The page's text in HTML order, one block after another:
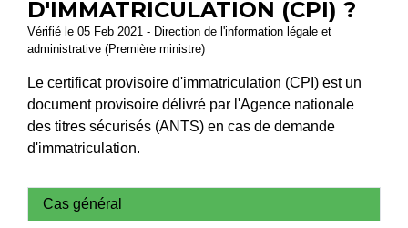
D'IMMATRICULATION (CPI) ?
Vérifié le 05 Feb 2021 - Direction de l'information légale et
administrative (Première ministre)
Le certificat provisoire d'immatriculation (CPI) est un
document provisoire délivré par l'Agence nationale
des titres sécurisés (ANTS) en cas de demande
d'immatriculation.
Cas général